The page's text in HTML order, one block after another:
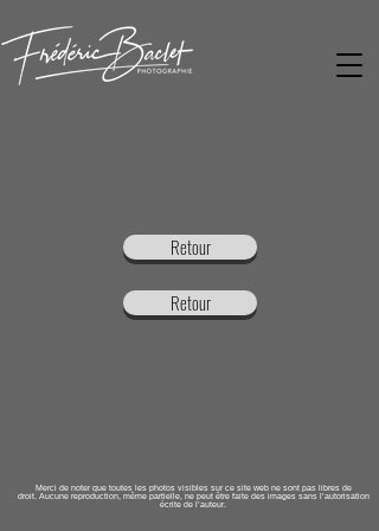
Retour
Retour
Merci de noter que toutes les photos visibles sur ce site web ne sont pas libres de
droit. Aucune reproduction, même partielle, ne peut être faite des images sans l’autorisation
écrite de l’auteur.